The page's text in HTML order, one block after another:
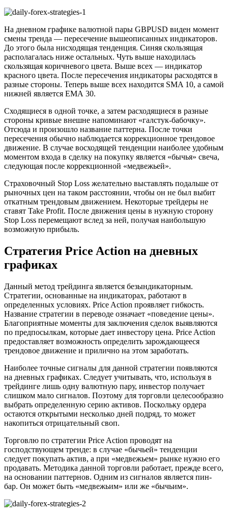
На дневном графике валютной пары GBPUSD виден момент
смены тренда — пересечение вышеописанных индикаторов.
До этого была нисходящая тенденция. Синяя скользящая
располагалась ниже остальных. Чуть выше находилась
скользящая коричневого цвета. Выше всех — индикатор
красного цвета. После пересечения индикаторы расходятся в
разные стороны. Теперь выше всех находится SMA 10, а самой
нижней является ЕМА 30.
Сходящиеся в одной точке, а затем расходящиеся в разные
стороны кривые внешне напоминают «галстук-бабочку».
Отсюда и произошло название паттерна. После точки
пересечения обычно наблюдается коррекционное трендовое
движение. В случае восходящей тенденции наиболее удобным
моментом входа в сделку на покупку является «бычья» свеча,
следующая после коррекционной «медвежьей».
Страховочный Stop Loss желательно выставлять подальше от
рыночных цен на таком расстоянии, чтобы он не был выбит
откатным трендовым движением. Некоторые трейдеры не
ставят Take Profit. После движения цены в нужную сторону
Stop Loss перемещают вслед за ней, получая наибольшую
возможную прибыль.
Стратегия Price Action на дневных
графиках
Данный метод трейдинга является безындикаторным.
Стратегии, основанные на индикаторах, работают в
определенных условиях. Price Action проявляет гибкость.
Название стратегии в переводе означает «поведение цены».
Благоприятные моменты для заключения сделок выявляются
по предпосылкам, которые дает инвестору цена. Price Action
предоставляет возможность определить зарождающееся
трендовое движение и прилично на этом заработать.
Наиболее точные сигналы для данной стратегии появляются
на дневных графиках. Следует учитывать, что, используя в
трейдинге лишь одну валютную пару, инвестор получает
слишком мало сигналов. Поэтому для торговли целесообразно
выбрать определенную серию активов. Поскольку ордера
остаются открытыми несколько дней подряд, то может
накопиться отрицательный своп.
Торговлю по стратегии Price Action проводят на
господствующем тренде: в случае «бычьей» тенденции
следует покупать актив, а при «медвежьем» рынке нужно его
продавать. Методика данной торговли работает, прежде всего,
на основании паттернов. Одним из сигналов является пин-
бар. Он может быть «медвежьим» или же «бычьим».